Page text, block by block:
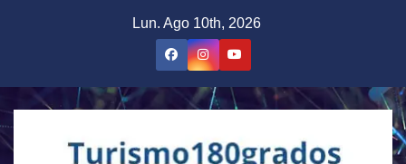
Lun. Ago 10th, 2026